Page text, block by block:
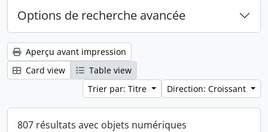
Options de recherche avancée
Aperçu avant impression
Card view
Table view
Trier par: Titre
Direction: Croissant
807 résultats avec objets numériques